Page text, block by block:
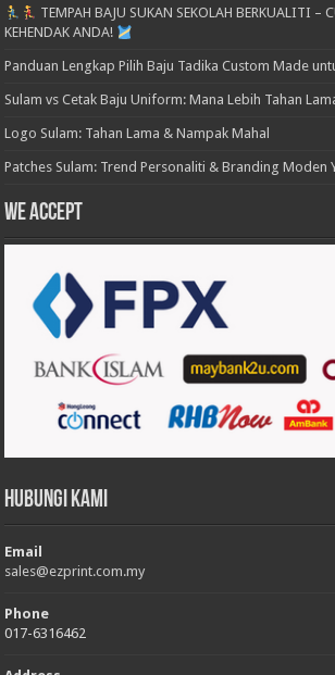
TEMPAH BAJU SUKAN SEKOLAH BERKUALITI –
KEHENDAK ANDA!
Panduan Lengkap Pilih Baju Tadika Custom Made
Sulam vs Cetak Baju Uniform: Mana Lebih Tahan
Logo Sulam: Tahan Lama & Nampak Mahal
Patches Sulam: Trend Personaliti & Branding Moden
We accept
Hubungi Kami
Email
sales@ezprint.com.my
Phone
017-6316462